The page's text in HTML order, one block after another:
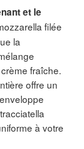
et le
filée
la
fraîche.
offre un
à votre